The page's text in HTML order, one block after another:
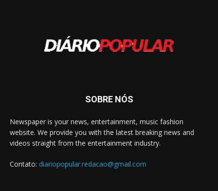
SOBRE NÓS
Newspaper is your news, entertainment, music fashion
website. We provide you with the latest breaking news and
videos straight from the entertainment industry.
Contato: diariopopular.redacao@gmail.com